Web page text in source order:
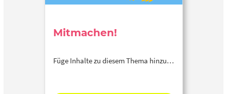
Mitmachen!
Füge Inhalte zu diesem Thema hinzu…